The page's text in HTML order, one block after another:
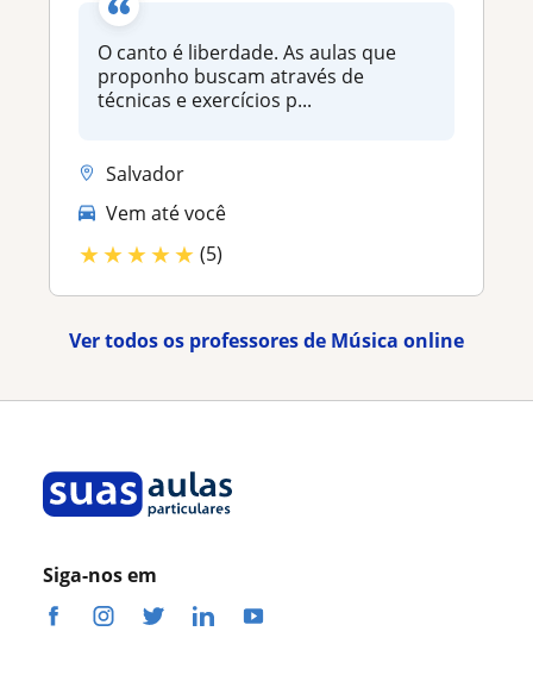
O canto é liberdade. As aulas que
proponho buscam através de
técnicas e exercícios p...
Salvador
Vem até você
★★★★★ (5)
Ver todos os professores de Música online
Siga-nos em